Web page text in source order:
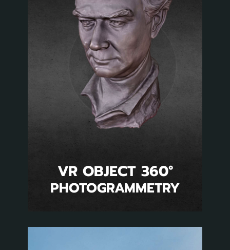
VR OBJECT 360°
PHOTOGRAMMETRY